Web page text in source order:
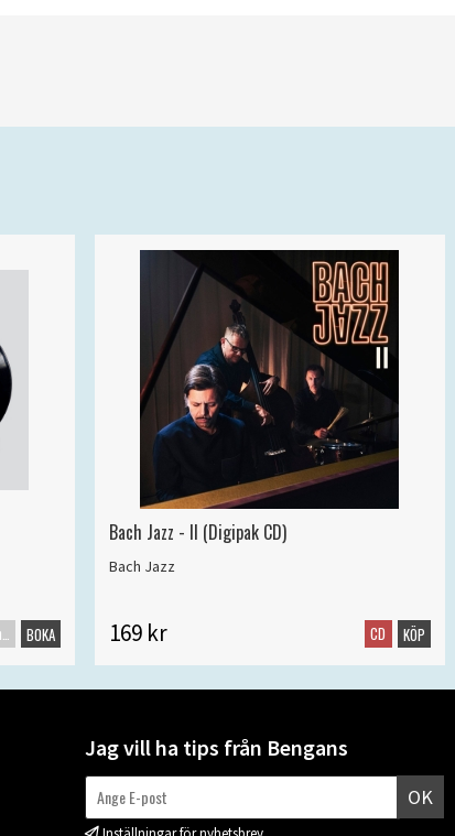
Maxisingel BOKA
Bach Jazz - II (Digipak CD)
Bach Jazz
169 kr CD KÖP
Jag vill ha tips från Bengans
OK